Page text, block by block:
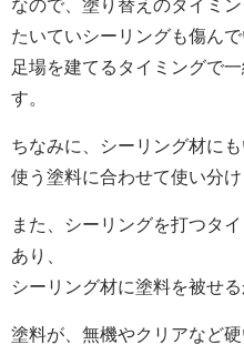
なので、塗り替えのタイミン
たいていシーリングも傷ん
足場を建てるタイミングで
す。
ちなみに、シーリング材にも
使う塗料に合わせて使い分け
また、シーリングを打つタ
あり、
シーリング材に塗料を被せ
塗料が、無機やクリアなど硬